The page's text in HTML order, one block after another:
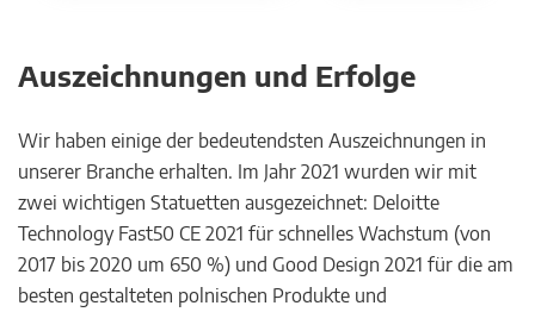
Auszeichnungen und Erfolge
Wir haben einige der bedeutendsten Auszeichnungen in
unserer Branche erhalten. Im Jahr 2021 wurden wir mit
zwei wichtigen Statuetten ausgezeichnet: Deloitte
Technology Fast50 CE 2021 für schnelles Wachstum (von
2017 bis 2020 um 650 %) und Good Design 2021 für die am
besten gestalteten polnischen Produkte und